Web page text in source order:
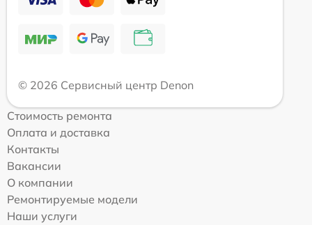
© 2026 Сервисный центр Denon
Стоимость ремонта
Оплата и доставка
Контакты
Вакансии
О компании
Ремонтируемые модели
Наши услуги